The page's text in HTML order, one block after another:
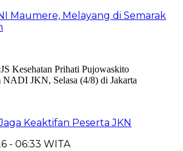
Maumere, Melayang di Semarak
Keaktifan Peserta JKN
- 06:33 WITA